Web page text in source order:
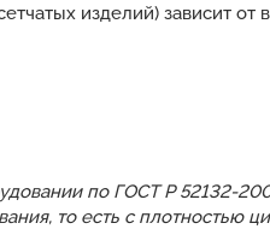
изделий) зависит от
по ГОСТ Р 52132-
то есть с плотностью